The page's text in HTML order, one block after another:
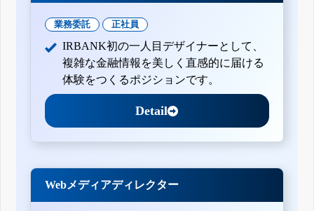
業務委託 正社員
IRBANK初の一人目デザイナーとして、
複雑な金融情報を美しく直感的に届ける
体験をつくるポジションです。
Detail
Webメディアディレクター